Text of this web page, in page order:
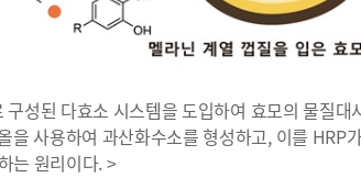
성된 다효소 시스템을 도입하여 효모의 물질대
사용하여 과산화수소를 형성하고, 이를 HRP
는 원리이다. >